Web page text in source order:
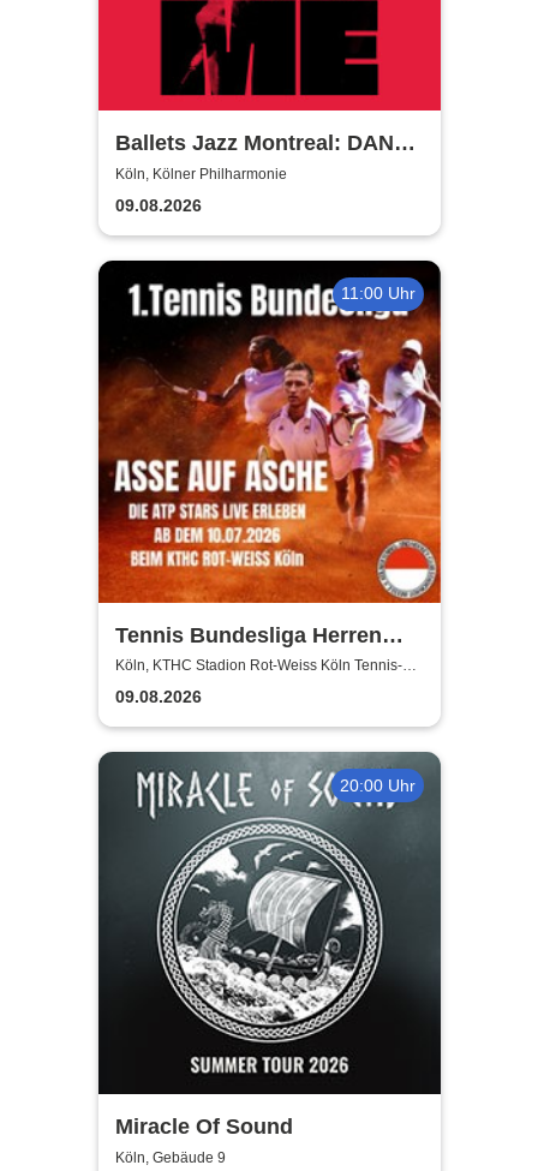
Ballets Jazz Montreal: DANCE
ME
Köln, Kölner Philharmonie
09.08.2026
11:00 Uhr
Tennis Bundesliga Herren
2026 – Heimspiele beim KTHC
Stadion Rot-Weiss
Köln, KTHC Stadion Rot-Weiss Köln Tennis-
und Hockeyclub
09.08.2026
20:00 Uhr
Miracle Of Sound
Köln, Gebäude 9